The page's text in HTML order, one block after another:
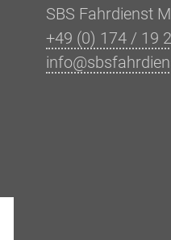
SBS Fahrdienst
+49 (0) 174 / 19